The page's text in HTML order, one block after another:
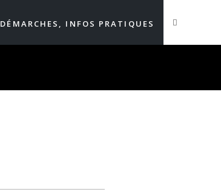
DÉMARCHES, INFOS PRATIQUES